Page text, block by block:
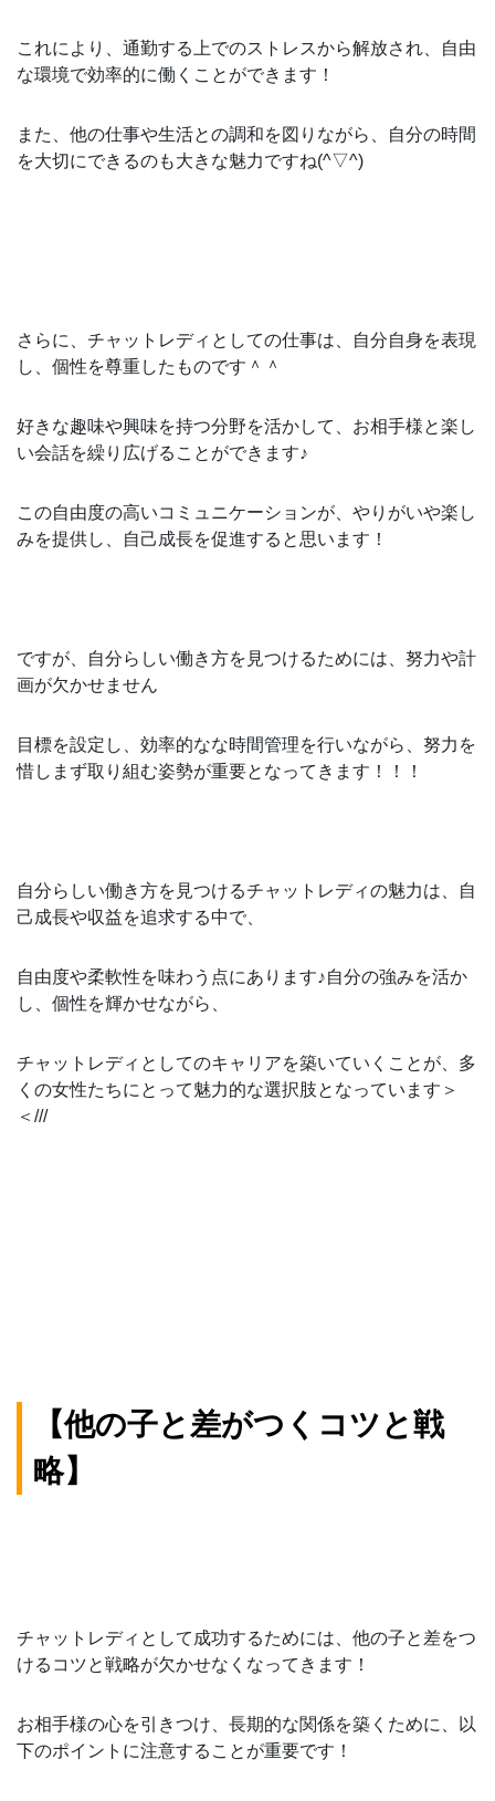
これにより、通勤する上でのストレスから解放され、自由
な環境で効率的に働くことができます！
また、他の仕事や生活との調和を図りながら、自分の時間
を大切にできるのも大きな魅力ですね(^▽^)
さらに、チャットレディとしての仕事は、自分自身を表現
し、個性を尊重したものです＾＾
好きな趣味や興味を持つ分野を活かして、お相手様と楽し
い会話を繰り広げることができます♪
この自由度の高いコミュニケーションが、やりがいや楽し
みを提供し、自己成長を促進すると思います！
ですが、自分らしい働き方を見つけるためには、努力や計
画が欠かせません
目標を設定し、効率的なな時間管理を行いながら、努力を
惜しまず取り組む姿勢が重要となってきます！！！
自分らしい働き方を見つけるチャットレディの魅力は、自
己成長や収益を追求する中で、
自由度や柔軟性を味わう点にあります♪自分の強みを活か
し、個性を輝かせながら、
チャットレディとしてのキャリアを築いていくことが、多
くの女性たちにとって魅力的な選択肢となっています＞
＜///
【他の子と差がつくコツと戦
略】
チャットレディとして成功するためには、他の子と差をつ
けるコツと戦略が欠かせなくなってきます！
お相手様の心を引きつけ、長期的な関係を築くために、以
下のポイントに注意することが重要です！